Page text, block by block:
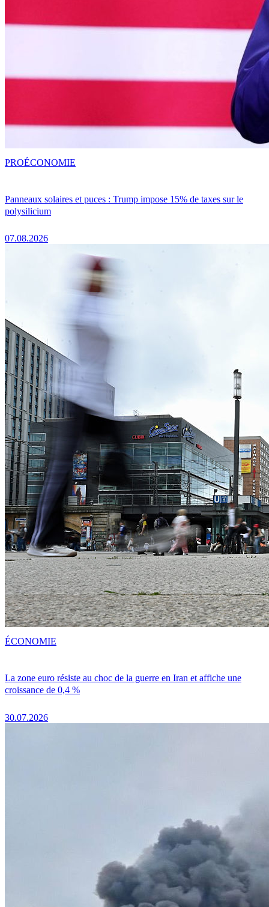
Panneaux solaires et puces : Trump impose 15% de taxes sur le
polysilicium
07.08.2026
PROÉCONOMIE
La zone euro résiste au choc de la guerre en Iran et affiche une
croissance de 0,4 %
30.07.2026
ÉCONOMIE